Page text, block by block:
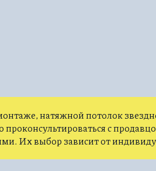
натяжной потолок
с
Их выбор зависит от